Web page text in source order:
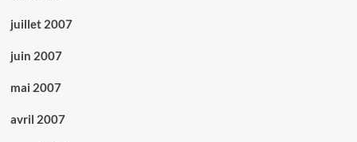
juillet 2007
juin 2007
mai 2007
avril 2007